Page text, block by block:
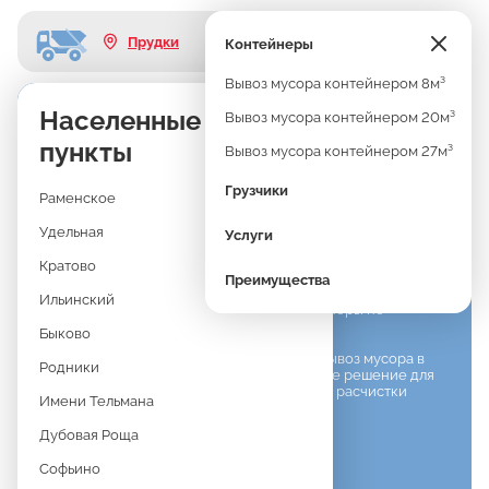
Прудки
Населенные
пункты
Раменское
Удельная
Кратово
Ильинский
Быково
Родники
Имени Тельмана
Дубовая Роща
Софьино
Контейнеры
Вывоз мусора контейнером 8м³
Вывоз мусора контейнером 20м³
Вывоз мусора контейнером 27м³
Грузчики
Услуги
Преимущества
ВЫВОЗ МУСОРА
В ПРУДКАХ
КОНТЕЙНЕРОМ 27М³
Длина: 6.5м Ширина: 2,5м
Когда объём строительного или бытового хлама
действительно большой, обычные контейнеры не
справляются.
В таких случаях оптимальный вариант — вывоз мусора в
Прудках контейнером 27м3. Это идеальное решение для
капитального ремонта, демонтажа зданий, расчистки
больших площадок или стройплощадок
Узнать стоимость